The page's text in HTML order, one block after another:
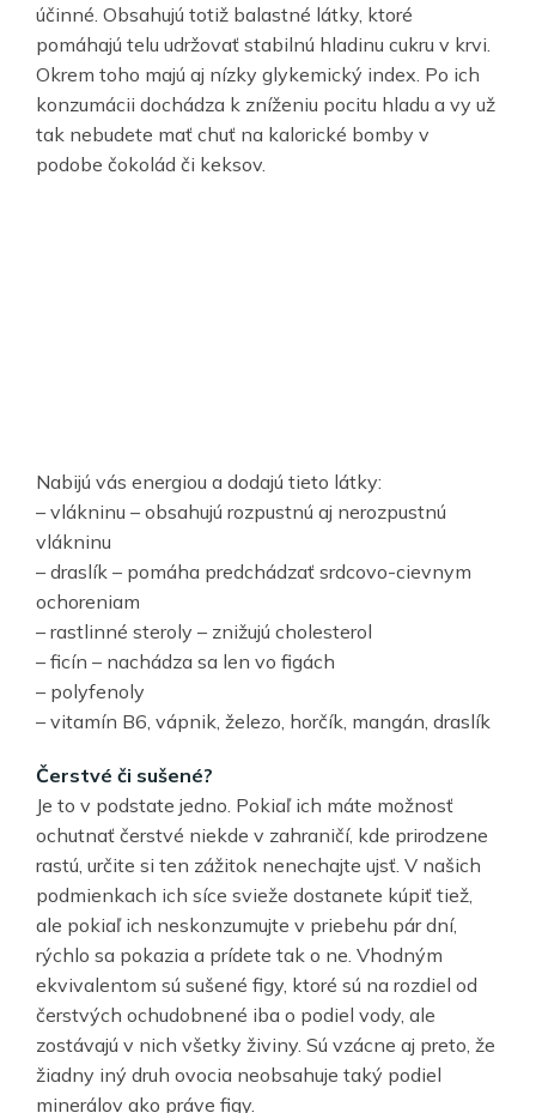
účinné. Obsahujú totiž balastné látky, ktoré
pomáhajú telu udržovať stabilnú hladinu cukru v krvi.
Okrem toho majú aj nízky glykemický index. Po ich
konzumácii dochádza k zníženiu pocitu hladu a vy už
tak nebudete mať chuť na kalorické bomby v
podobe čokolád či keksov.
Nabijú vás energiou a dodajú tieto látky:
– vlákninu – obsahujú rozpustnú aj nerozpustnú
vlákninu
– draslík – pomáha predchádzať srdcovo-cievnym
ochoreniam
– rastlinné steroly – znižujú cholesterol
– ficín – nachádza sa len vo figách
– polyfenoly
– vitamín B6, vápnik, železo, horčík, mangán, draslík
Čerstvé či sušené?
Je to v podstate jedno. Pokiaľ ich máte možnosť
ochutnať čerstvé niekde v zahraničí, kde prirodzene
rastú, určite si ten zážitok nenechajte ujsť. V našich
podmienkach ich síce svieže dostanete kúpiť tiež,
ale pokiaľ ich neskonzumujte v priebehu pár dní,
rýchlo sa pokazia a prídete tak o ne. Vhodným
ekvivalentom sú sušené figy, ktoré sú na rozdiel od
čerstvých ochudobnené iba o podiel vody, ale
zostávajú v nich všetky živiny. Sú vzácne aj preto, že
žiadny iný druh ovocia neobsahuje taký podiel
minerálov ako práve figy.